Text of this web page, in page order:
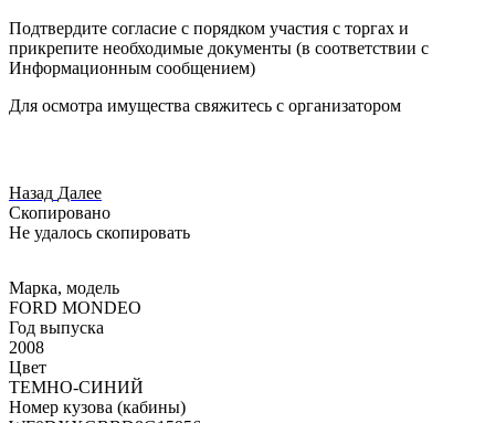
Подтвердите согласие с порядком участия с торгах и
прикрепите необходимые документы (в соответствии с
Информационным сообщением)
Для осмотра имущества свяжитесь с организатором
Назад Далее
Скопировано
Не удалось скопировать
Марка, модель
FORD MONDEO
Год выпуска
2008
Цвет
ТЕМНО-СИНИЙ
Номер кузова (кабины)